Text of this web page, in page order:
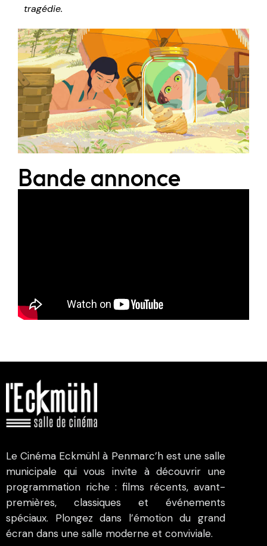
tragédie.
Bande annonce
Le Cinéma Eckmühl à Penmarc’h est une salle
municipale qui vous invite à découvrir une
programmation riche : films récents, avant-
premières, classiques et événements
spéciaux. Plongez dans l’émotion du grand
écran dans une salle moderne et conviviale.